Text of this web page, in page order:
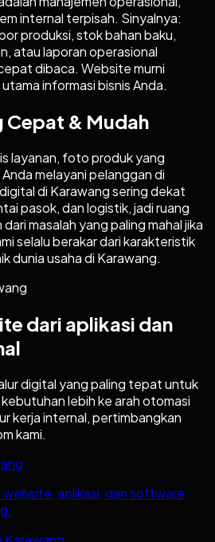
internal terpisah. Sinyalnya:
produksi, stok bahan baku,
atau laporan operasional
dibaca. Website murni
informasi bisnis Anda.
Cepat & Mudah
layanan, foto produk yang
melayani pelanggan di
di Karawang sering dekat
pasok, dan logistik, jadi ruang
masalah yang paling mahal jika
selalu berakar dari karakteristik
dunia usaha di Karawang.
dari aplikasi dan
digital yang paling tepat untuk
kebutuhan lebih ke arah otomasi
kerja internal, pertimbangkan
kami.
website, aplikasi, dan software